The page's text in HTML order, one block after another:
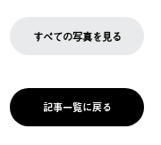
すべての写真を見る
記事一覧に戻る